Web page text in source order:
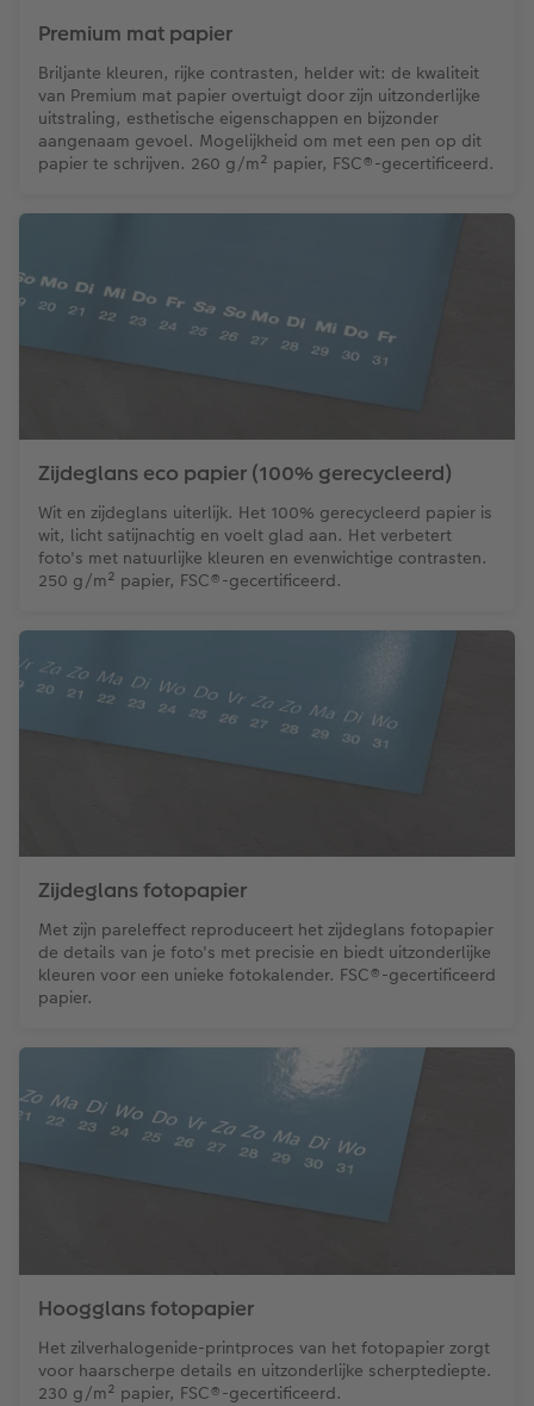
Premium mat papier
Briljante kleuren, rijke contrasten, helder wit: de kwaliteit
van Premium mat papier overtuigt door zijn uitzonderlijke
uitstraling, esthetische eigenschappen en bijzonder
aangenaam gevoel. Mogelijkheid om met een pen op dit
papier te schrijven. 260 g/m² papier, FSC®-gecertificeerd.
Zijdeglans eco papier (100% gerecycleerd)
Wit en zijdeglans uiterlijk. Het 100% gerecycleerd papier is
wit, licht satijnachtig en voelt glad aan. Het verbetert
foto's met natuurlijke kleuren en evenwichtige contrasten.
250 g/m² papier, FSC®-gecertificeerd.
Zijdeglans fotopapier
Met zijn pareleffect reproduceert het zijdeglans fotopapier
de details van je foto's met precisie en biedt uitzonderlijke
kleuren voor een unieke fotokalender. FSC®-gecertificeerd
papier.
Hoogglans fotopapier
Het zilverhalogenide-printproces van het fotopapier zorgt
voor haarscherpe details en uitzonderlijke scherptediepte.
230 g/m² papier, FSC®-gecertificeerd.